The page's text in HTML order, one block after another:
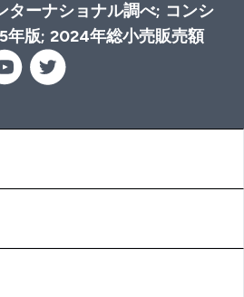
ターナショナル調べ; コンシ
年版; 2024年総小売販売額